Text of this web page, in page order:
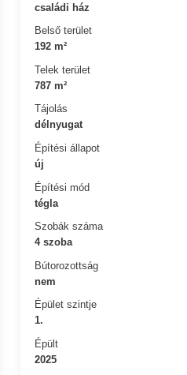
családi ház
Belső terület
192 m²
Telek terület
787 m²
Tájolás
délnyugat
Építési állapot
új
Építési mód
tégla
Szobák száma
4 szoba
Bútorozottság
nem
Épület szintje
1.
Épült
2025